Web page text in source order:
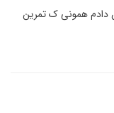
دادم همونی ک تمرین